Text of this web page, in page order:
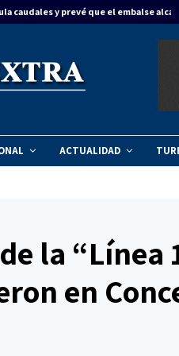
caudales y prevé que el embalse
ACTUALIDAD
la “Línea
en